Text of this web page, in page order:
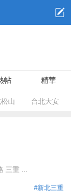
帖 精華
山 台北大安
三重 ...
#新北三重